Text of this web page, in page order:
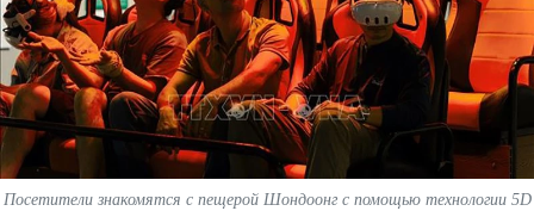
О ГАЗЕТЕ «НЯНЗАН»
TIẾNG VIỆT
ENGLISH
Посетители знакомятся с пещерой Шондоонг с помощью технологии 5D